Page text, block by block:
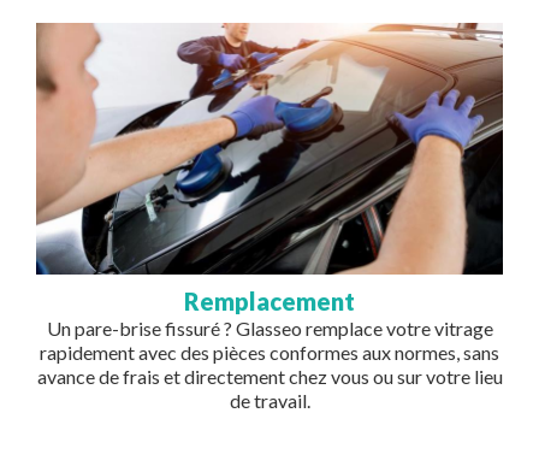
Remplacement
Un pare-brise fissuré ? Glasseo remplace votre vitrage
rapidement avec des pièces conformes aux normes, sans
avance de frais et directement chez vous ou sur votre lieu
de travail.